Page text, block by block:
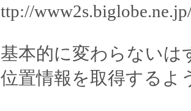
ttp://
基本的に変わらないは
位置情報を取得するよ